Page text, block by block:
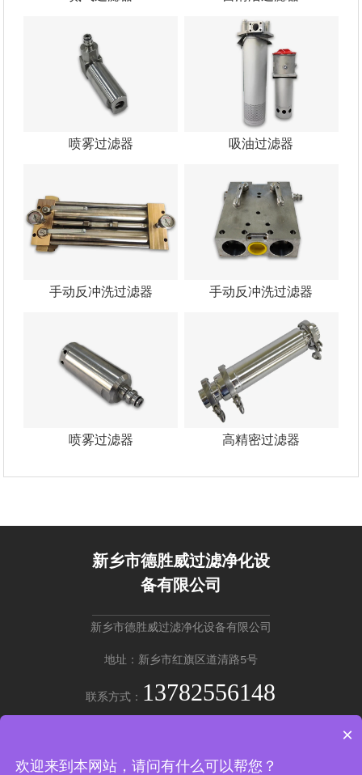
喷雾过滤器 吸油过滤器
手动反冲洗过滤器 手动反冲洗过滤器
喷雾过滤器 高精密过滤器
新乡市德胜威过滤净化设
备有限公司
新乡市德胜威过滤净化设备有限公司
地址：新乡市红旗区道清路5号
联系方式： 13782556148
×
欢迎来到本网站，请问有什么可以帮您？